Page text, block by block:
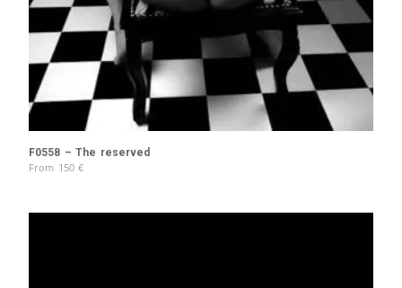
F0558 – The reserved
From 150 €